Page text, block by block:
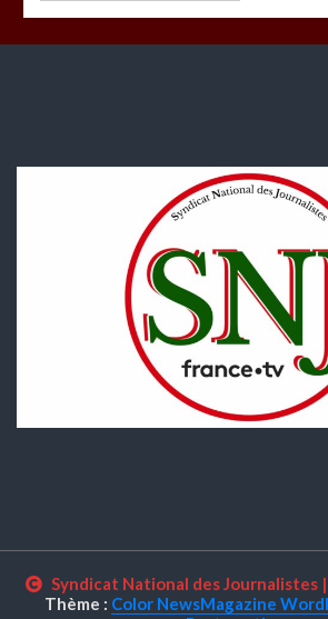
par
période
Syndicat National des Journalistes |
Thème : Color NewsMagazine